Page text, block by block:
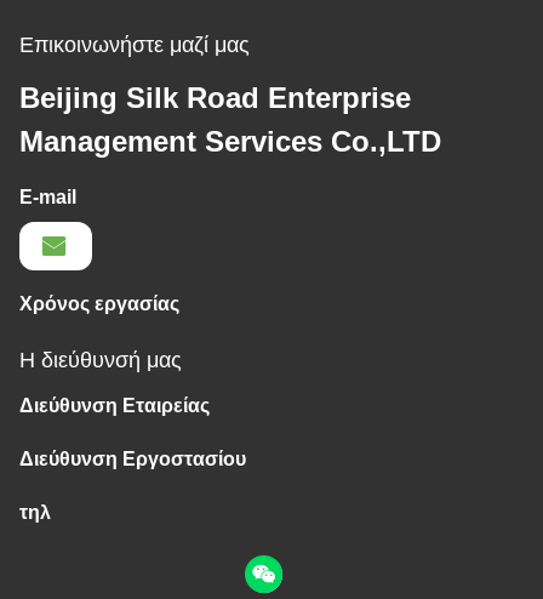
Επικοινωνήστε μαζί μας
Beijing Silk Road Enterprise
Management Services Co.,LTD
E-mail
Χρόνος εργασίας
Η διεύθυνσή μας
Διεύθυνση Εταιρείας
Διεύθυνση Εργοστασίου
τηλ